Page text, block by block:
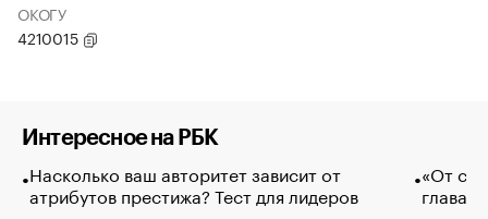
ОКОГУ
4210015
Интересное на РБК
Насколько ваш авторитет зависит от
атрибутов престижа? Тест для лидеров
«От
глава